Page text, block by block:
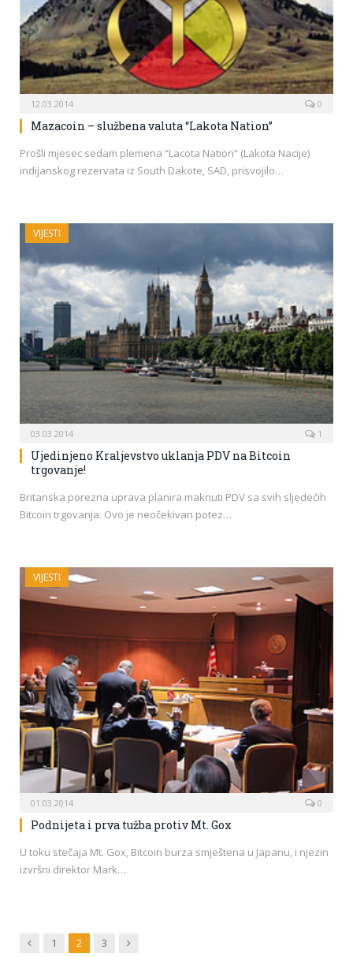
12.03.2014 0
Mazacoin – službena valuta “Lakota Nation”
Prošli mjesec sedam plemena “Lacota Nation” (Lakota Nacije)
indijanskog rezervata iz South Dakote, SAD, prisvojilo…
VIJESTI
03.03.2014 1
Ujedinjeno Kraljevstvo uklanja PDV na Bitcoin
trgovanje!
Britanska porezna uprava planira maknuti PDV sa svih sljedećih
Bitcoin trgovanja. Ovo je neočekivan potez…
VIJESTI
01.03.2014 0
Podnijeta i prva tužba protiv Mt. Gox
U toku stečaja Mt. Gox, Bitcoin burza smještena u Japanu, i njezin
izvršni direktor Mark…
Previous
1 2 3 Next